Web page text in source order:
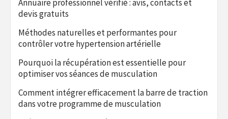
Annuaire professionnel vérifié : avis, contacts et
devis gratuits
Méthodes naturelles et performantes pour
contrôler votre hypertension artérielle
Pourquoi la récupération est essentielle pour
optimiser vos séances de musculation
Comment intégrer efficacement la barre de traction
dans votre programme de musculation